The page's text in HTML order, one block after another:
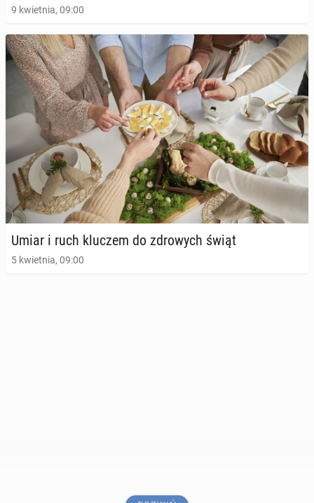
9 kwietnia, 09:00
Umiar i ruch kluczem do zdro­wych świąt
5 kwietnia, 09:00